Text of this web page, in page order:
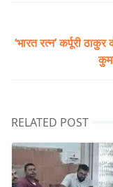
‘भारत रत्न’ कर्पूरी
RELATED POST